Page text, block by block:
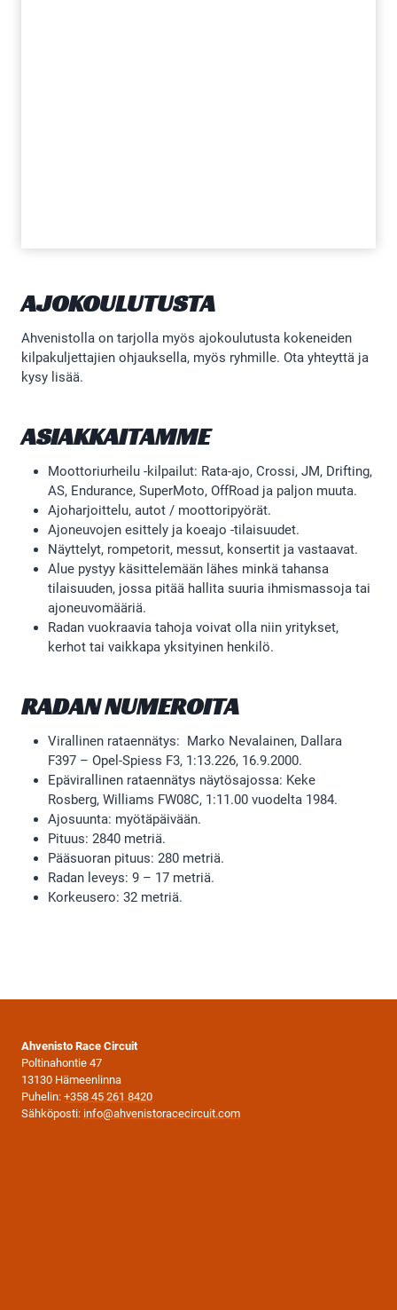
AJOKOULUTUSTA
Ahvenistolla on tarjolla myös ajokoulutusta kokeneiden
kilpakuljettajien ohjauksella, myös ryhmille. Ota yhteyttä ja
kysy lisää.
ASIAKKAITAMME
Moottoriurheilu -kilpailut: Rata-ajo, Crossi, JM, Drifting,
AS, Endurance, SuperMoto, OffRoad ja paljon muuta.
Ajoharjoittelu, autot / moottoripyörät.
Ajoneuvojen esittely ja koeajo -tilaisuudet.
Näyttelyt, rompetorit, messut, konsertit ja vastaavat.
Alue pystyy käsittelemään lähes minkä tahansa
tilaisuuden, jossa pitää hallita suuria ihmismassoja tai
ajoneuvomääriä.
Radan vuokraavia tahoja voivat olla niin yritykset,
kerhot tai vaikkapa yksityinen henkilö.
RADAN NUMEROITA
Virallinen rataennätys: Marko Nevalainen, Dallara
F397 – Opel-Spiess F3, 1:13.226, 16.9.2000.
Epävirallinen rataennätys näytösajossa: Keke
Rosberg, Williams FW08C, 1:11.00 vuodelta 1984.
Ajosuunta: myötäpäivään.
Pituus: 2840 metriä.
Pääsuoran pituus: 280 metriä.
Radan leveys: 9 – 17 metriä.
Korkeusero: 32 metriä.
Ahvenisto Race Circuit
Poltinahontie 47
13130 Hämeenlinna
Puhelin: +358 45 261 8420
Sähköposti: info@ahvenistoracecircuit.com